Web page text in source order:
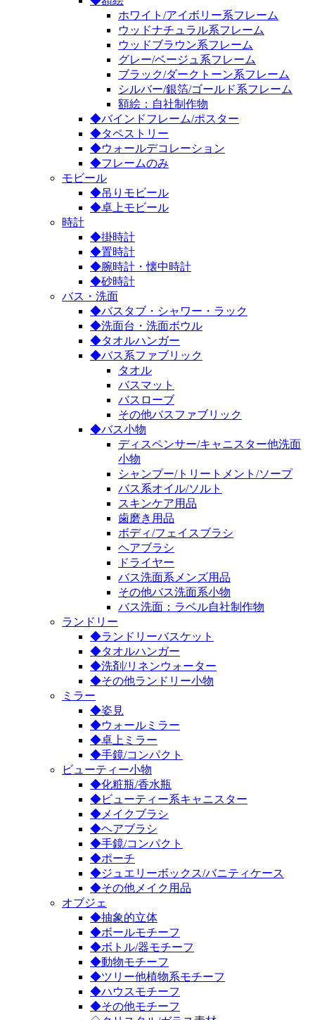
ホワイト/アイボリー系フレーム
ウッドナチュラル系フレーム
ウッドブラウン系フレーム
グレー/ベージュ系フレーム
ブラック/ダークトーン系フレーム
シルバー/銀箔/ゴールド系フレーム
額絵：自社制作物
◆バインドフレーム/ポスター
◆タペストリー
◆ウォールデコレーション
◆フレームのみ
モビール
◆吊りモビール
◆卓上モビール
時計
◆掛時計
◆置時計
◆腕時計・懐中時計
◆砂時計
バス・洗面
◆バスタブ・シャワー・ラック
◆洗面台・洗面ボウル
◆タオルハンガー
◆バス系ファブリック
タオル
バスマット
バスローブ
その他バスファブリック
◆バス小物
ディスペンサー/キャニスター他洗面
小物
シャンプー/トリートメント/ソープ
バス系オイル/ソルト
スキンケア用品
歯磨き用品
ボディ/フェイスブラシ
ヘアブラシ
ドライヤー
バス洗面系メンズ用品
その他バス洗面系小物
バス洗面：ラベル自社制作物
ランドリー
◆ランドリーバスケット
◆タオルハンガー
◆洗剤/リネンウォーター
◆その他ランドリー小物
ミラー
◆姿見
◆ウォールミラー
◆卓上ミラー
◆手鏡/コンパクト
ビューティー小物
◆化粧瓶/香水瓶
◆ビューティー系キャニスター
◆メイクブラシ
◆ヘアブラシ
◆手鏡/コンパクト
◆ポーチ
◆ジュエリーボックス/バニティケース
◆その他メイク用品
オブジェ
◆抽象的立体
◆ボールモチーフ
◆ボトル/器モチーフ
◆動物モチーフ
◆ツリー他植物系モチーフ
◆ハウスモチーフ
◆その他モチーフ